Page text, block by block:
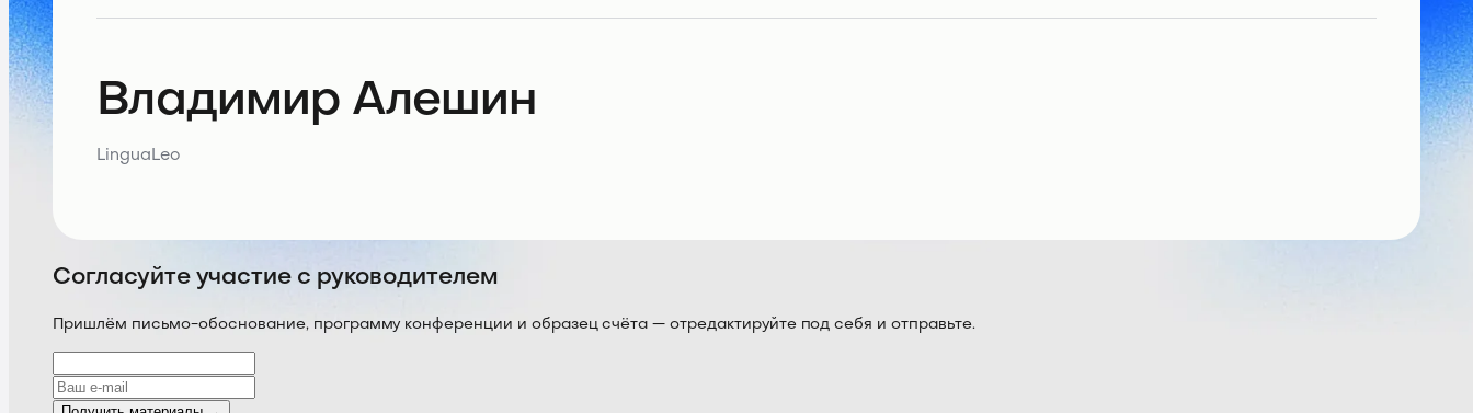
Владимир Алешин
LinguaLeo
Согласуйте участие с руководителем
Пришлём письмо-обоснование, программу конференции и образец счёта — отредактируйте под себя и отправьте.